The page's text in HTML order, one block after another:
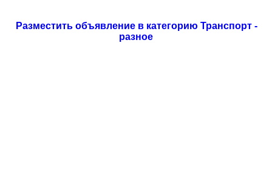
Разместить объявление в категорию Транспорт -
разное